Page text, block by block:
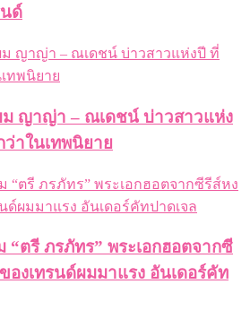
นด์
ม ญาญ่า – ณเดชน์ บ่าวสาวแห่ง
าในเทพนิยาย
“ตรี ภรภัทร” พระเอกฮอตจากซี
องเทรนด์ผมมาแรง อันเดอร์คัท